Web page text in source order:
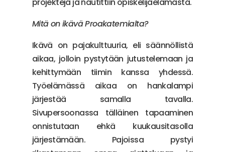
Mitä on ikävä Proakatemialta?
Ikävä on pajakulttuuria, eli säännöllistä
aikaa, jolloin pystytään jutustelemaan ja
kehittymään tiimin kanssa yhdessä.
Työelämässä aikaa on hankalampi
järjestää samalla tavalla.
Sivupersoonassa tälläinen tapaaminen
onnistutaan ehkä kuukausitasolla
järjestämään. Pajoissa pystyi